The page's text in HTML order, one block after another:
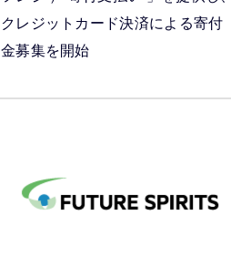
クレジットカード決済による寄付
金募集を開始